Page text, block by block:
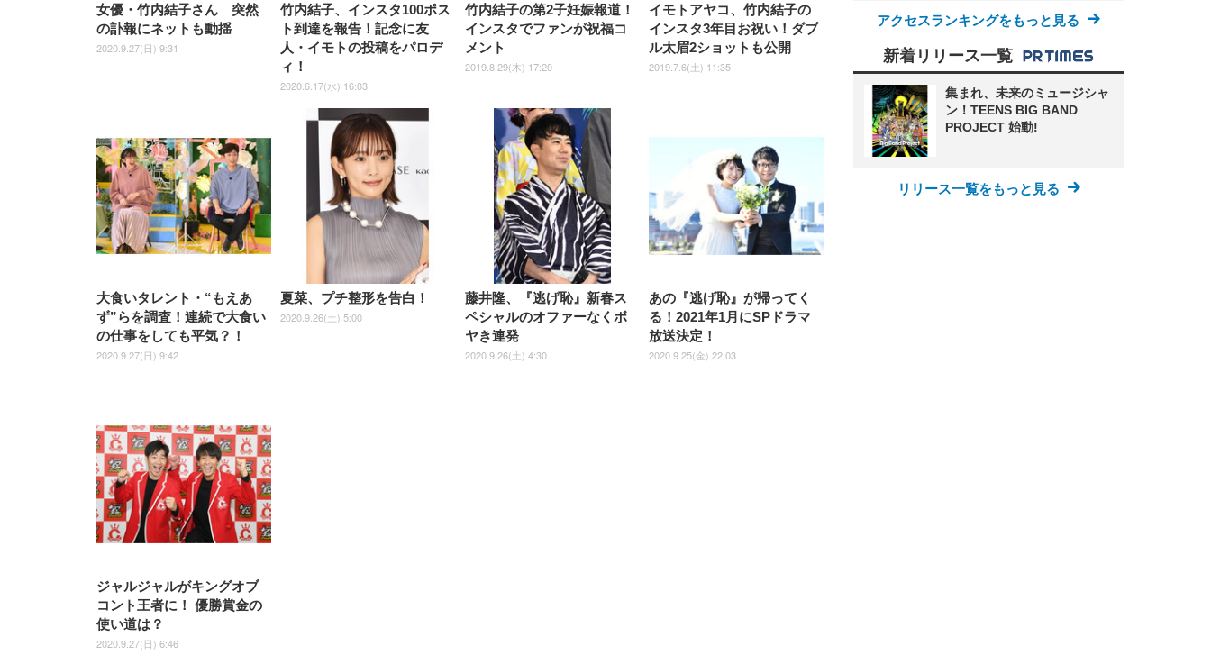
女優・竹内結子さん 突然
の訃報にネットも動揺
2020.9.27(日) 9:31
竹内結子、インスタ100ポス
ト到達を報告！記念に友
人・イモトの投稿をパロデ
ィ！
2020.6.17(水) 16:03
竹内結子の第2子妊娠報道！
インスタでファンが祝福コ
メント
2019.8.29(木) 17:20
イモトアヤコ、竹内結子の
インスタ3年目お祝い！ダブ
ル太眉2ショットも公開
2019.7.6(土) 11:35
大食いタレント・“もえあ
ず”らを調査！連続で大食い
の仕事をしても平気？！
2020.9.27(日) 9:42
夏菜、プチ整形を告白！
2020.9.26(土) 5:00
藤井隆、『逃げ恥』新春ス
ペシャルのオファーなくボ
ヤき連発
2020.9.26(土) 4:30
あの『逃げ恥』が帰ってく
る！2021年1月にSPドラマ
放送決定！
2020.9.25(金) 22:03
ジャルジャルがキングオブ
コント王者に！ 優勝賞金の
使い道は？
2020.9.27(日) 6:46
アクセスランキングをもっと見る
新着リリース一覧
集まれ、未来のミュージシャ
ン！TEENS BIG BAND
PROJECT 始動!
リリース一覧をもっと見る